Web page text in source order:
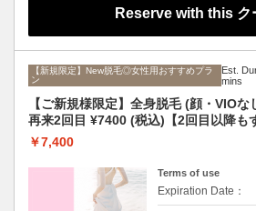
どうせなら最初だ
っとお得に通いま
当店では肌へのダ
太くてしぶといVIO
１回目から効果実
く保ちながら、お
利用ください。
Reserve with this ク
【新規限定】New脱毛◎女性用おすすめプラ
ン
Est.
mins
【ご新規様限定】全身脱毛 (顔・VIO
再来2回目 ¥7400 (税込)【2回目以降も
￥7,400
Terms of use
Expiration Date：